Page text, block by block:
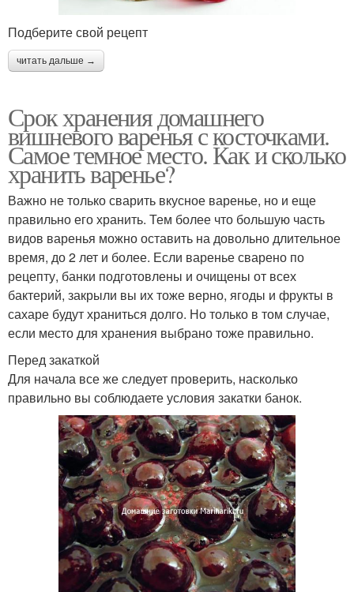
Подберите свой рецепт
читать дальше →
Срок хранения домашнего
вишневого варенья с косточками.
Самое темное место. Как и сколько
хранить варенье?
Важно не только сварить вкусное варенье, но и еще
правильно его хранить. Тем более что большую часть
видов варенья можно оставить на довольно длительное
время, до 2 лет и более. Если варенье сварено по
рецепту, банки подготовлены и очищены от всех
бактерий, закрыли вы их тоже верно, ягоды и фрукты в
сахаре будут храниться долго. Но только в том случае,
если место для хранения выбрано тоже правильно.
Перед закаткой
Для начала все же следует проверить, насколько
правильно вы соблюдаете условия закатки банок.